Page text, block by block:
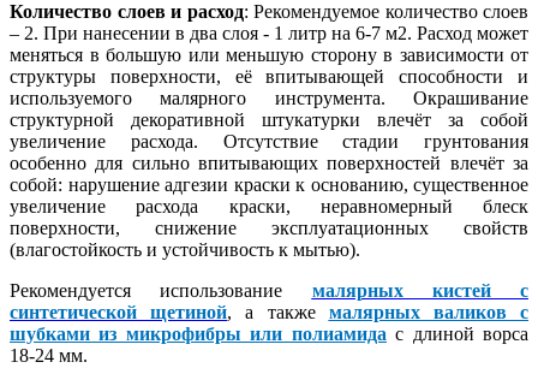
Количество слоев и расход: Рекомендуемое количество слоев
– 2. При нанесении в два слоя - 1 литр на 6-7 м2. Расход может
меняться в большую или меньшую сторону в зависимости от
структуры поверхности, её впитывающей способности и
используемого малярного инструмента. Окрашивание
структурной декоративной штукатурки влечёт за собой
увеличение расхода. Отсутствие стадии грунтования
особенно для сильно впитывающих поверхностей влечёт за
собой: нарушение адгезии краски к основанию, существенное
увеличение расхода краски, неравномерный блеск
поверхности, снижение эксплуатационных свойств
(влагостойкость и устойчивость к мытью).
Рекомендуется использование малярных кистей с
синтетической щетиной, а также малярных валиков с
шубками из микрофибры или полиамида с длиной ворса
18-24 мм.